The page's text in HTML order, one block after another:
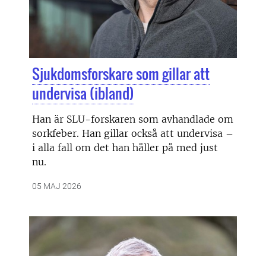
Sjukdomsforskare som gillar att
undervisa (ibland)
Han är SLU-forskaren som avhandlade om
sorkfeber. Han gillar också att undervisa –
i alla fall om det han håller på med just
nu.
05 MAJ 2026